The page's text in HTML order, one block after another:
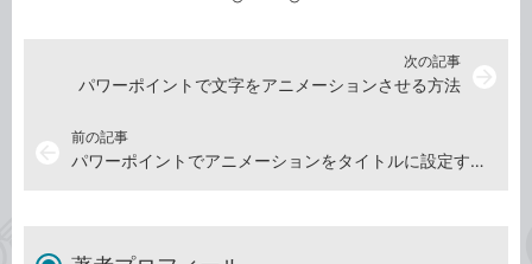
前の記事
パワーポイントでアニメーションをタイトルに設定する方法
次の記事
パワーポイントで文字をアニメーションさせる方法